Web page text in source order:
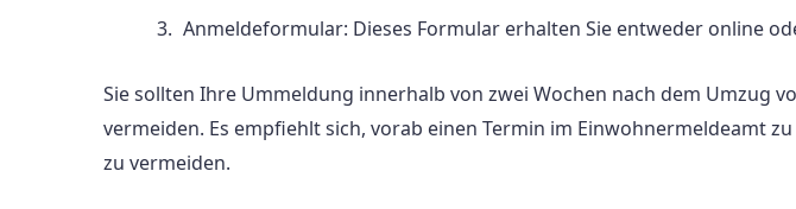
Anmeldeformular: Dieses Formular erhalten Sie entweder online
Sie sollten Ihre Ummeldung innerhalb von zwei Wochen nach dem Umzug
vermeiden. Es empfiehlt sich, vorab einen Termin im Einwohnermeldeamt
zu vermeiden.